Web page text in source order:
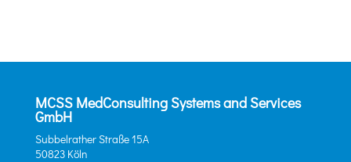
MCSS MedConsulting Systems and Services
GmbH
Subbelrather Straße 15A
50823 Köln